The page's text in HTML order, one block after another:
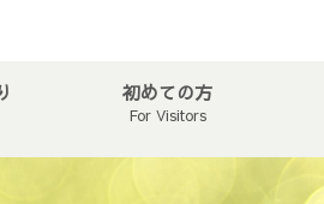
初めての方
For Visitors